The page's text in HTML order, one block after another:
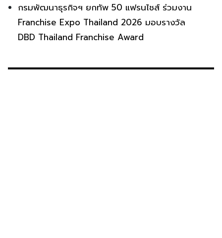
กรมพัฒนาธุรกิจฯ ยกทัพ 50 แฟรนไชส์ ร่วมงาน
Franchise Expo Thailand 2026 มอบรางวัล
DBD Thailand Franchise Award